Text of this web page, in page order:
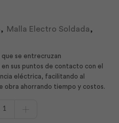
, Malla Electro Soldada,
que se entrecruzan
sus puntos de contacto con el
eléctrica, facilitando al
obra ahorrando tiempo y costos.